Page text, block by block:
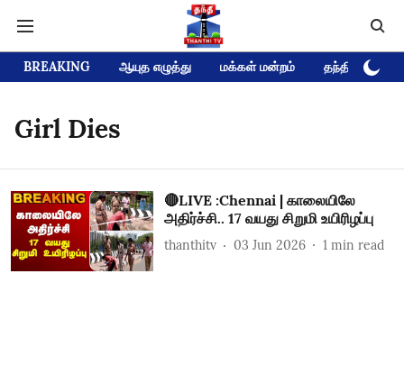
BREAKING ஆயுத எழுத்து மக்கள் மன்றம் தந்தி டிவி
Girl Dies
🔴LIVE :Chennai | காலையிலே
அதிர்ச்சி.. 17 வயது சிறுமி உயிரிழப்பு
thanthitv 03 Jun 2026 1 min read